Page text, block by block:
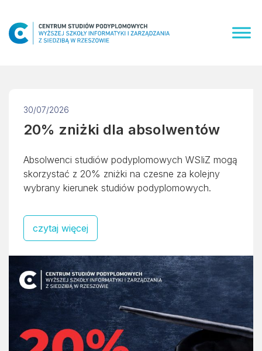
content
30/07/2026
20% zniżki dla absolwentów
Absolwenci studiów podyplomowych WSIiZ mogą
skorzystać z 20% zniżki na czesne za kolejny
wybrany kierunek studiów podyplomowych.
czytaj więcej